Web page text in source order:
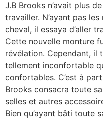
J.B Brooks n’avait plus
travailler. N’ayant pas
cheval, il essaya d’aller
Cette nouvelle monture
révélation. Cependant, il
tellement inconfortable
confortables. C’est à
Brooks consacra toute
selles et autres
Bien qu’ayant bâti toute